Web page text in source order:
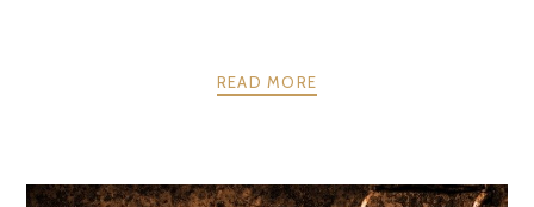
READ MORE